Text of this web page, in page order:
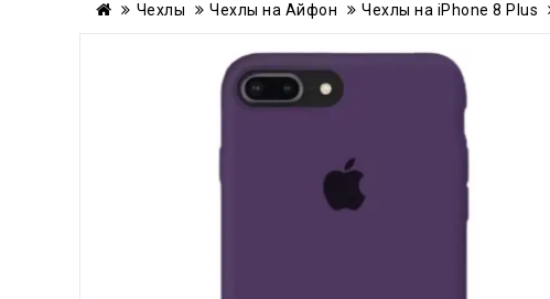
Чехлы Чехлы на Айфон Чехлы на iPhone 8 Plus